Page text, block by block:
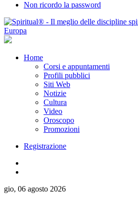
Non ricordo la password
Home
Corsi e appuntamenti
Profili pubblici
Siti Web
Notizie
Cultura
Video
Oroscopo
Promozioni
Registrazione
gio, 06 agosto 2026